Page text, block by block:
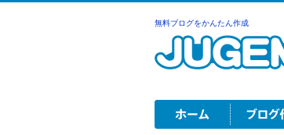
無料ブログをかんたん作成